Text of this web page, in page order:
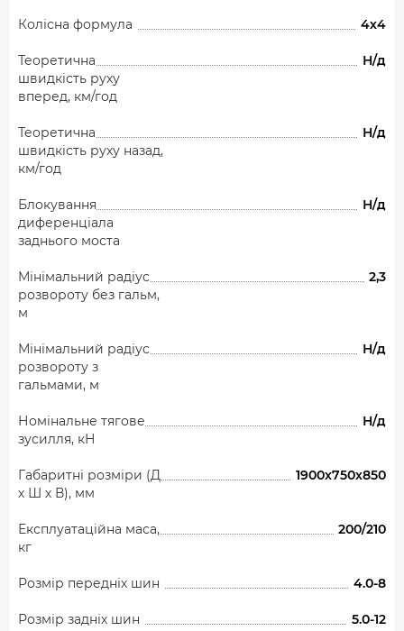
Колісна формула 4х4
Теоретична
швидкість руху
вперед, км/год
Н/д
Теоретична
швидкість руху назад,
км/год
Н/д
Блокування
диференціала
заднього моста
Н/д
Мінімальний радіус
розвороту без гальм,
м
2,3
Мінімальний радіус
розвороту з
гальмами, м
Н/д
Номінальне тягове
зусилля, кН
Н/д
Габаритні розміри (Д
х Ш х В), мм
1900х750х850
Експлуатаційна маса,
кг
200/210
Розмір передніх шин 4.0-8
Розмір задніх шин 5.0-12